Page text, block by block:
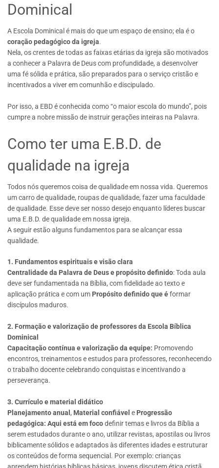
Dominical
A Escola Dominical é mais do que um espaço de ensino; ela é o
coração pedagógico da igreja.
Nela, os crentes de todas as faixas etárias da igreja são motivados
a conhecer a Palavra de Deus com profundidade, a desenvolver
uma fé sólida e prática, são preparados para o serviço cristão e
incentivados a viver em comunhão e discipulado.
Por isso, a EBD é conhecida como “o maior escola do mundo”, pois
cumpre a nobre missão de instruir gerações inteiras na Palavra.
Como ter uma E.B.D. de
qualidade na igreja
Todos nós queremos coisa de qualidade em nossa vida. Queremos
um carro de qualidade, roupas de qualidade, fazer uma faculdade
de qualidade. Esse deve ser nosso desejo enquanto líderes buscar
uma E.B.D. de qualidade em nossa igreja.
A seguir estão alguns fundamentos para se alcançar essa
qualidade.
1. Fundamentos espirituais e visão clara
Centralidade da Palavra de Deus e propósito definido: Toda aula
deve ser fundamentada na Bíblia, com fidelidade ao texto e
aplicação prática e com um Propósito definido que éformar
discípulos maduros.
2. Formação e valorização de professores da Escola Bíblica
Dominical
Capacitação contínua e valorização da equipe: Promovendo
encontros, treinamentos e estudos para professores, reconhecendo
o trabalho docente celebrando conquistas e incentivando a
perseverança.
3. Currículo e material didático
Planejamento anual , Material confiável e Progressão
pedagógica: Aqui está em focodefinir temas e livros da Bíblia a
serem estudados durante o ano, utilizar revistas, apostilas ou livros
biblicamente sólidos e adaptados às diferentes idades e estruturar
os conteúdos de forma sequencial. Por exemplo: crianças